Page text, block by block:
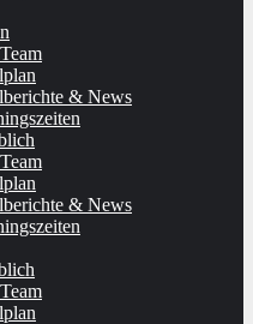
& News
& News